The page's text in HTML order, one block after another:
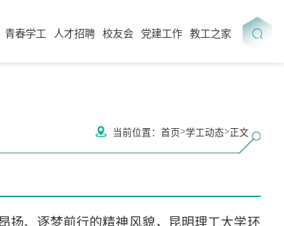
青春学工 人才招聘 校友会 党建工作 教工之家
当前位置： 首页>学工动态> 正文
扬、逐梦前行的精神风貌，昆明理工大学环